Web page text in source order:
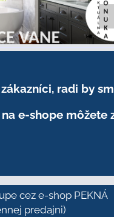
radi by
e-shope môžete
cez e-shop PEKNÁ
predajni)